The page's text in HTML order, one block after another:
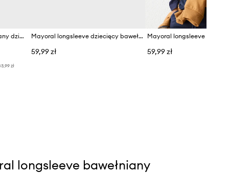
Mayoral longsleeve bawełniany dziecięcy
zł
Mayoral longsleeve dziecięcy bawełniany
59,99 zł 59,99 zł
longsleeve bawełniany